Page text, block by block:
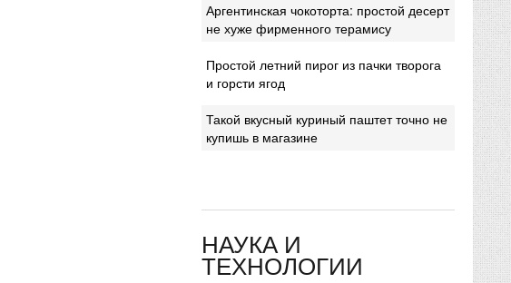
Аргентинская чокоторта: простой десерт
не хуже фирменного терамису
Простой летний пирог из пачки творога
и горсти ягод
Такой вкусный куриный паштет точно не
купишь в магазине
НАУКА И
ТЕХНОЛОГИИ